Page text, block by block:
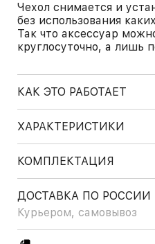
Чехол снимается и
без использования
Так что аксессуар
круглосуточно, а лишь
КАК ЭТО РАБОТАЕТ
ХАРАКТЕРИСТИКИ
КОМПЛЕКТАЦИЯ
ДОСТАВКА ПО РОССИИ
Курьером, самовывоз